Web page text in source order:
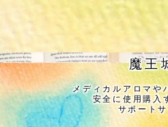
【最新】クイズと花の部屋
★全種/アロマハーブスパイ
イズ＆プチ辞典
★アロマ検定＋αクイズ
魔王
メディカルアロマや
安全に使用購入
サポート